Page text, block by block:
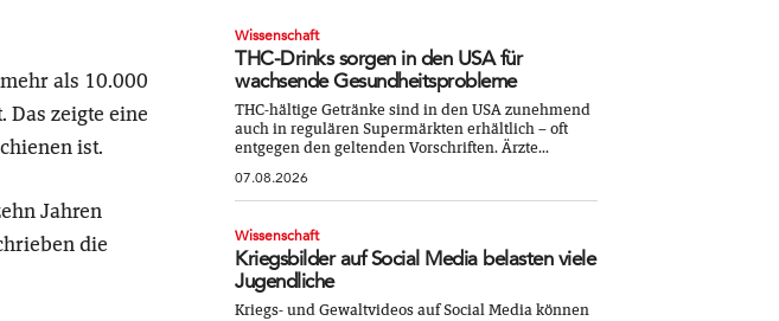
als 10.000
Das zeigte eine
ist.
Jahren
die
Wissenschaft
THC-Drinks sorgen in den USA für
wachsende Gesundheitsprobleme
THC-hältige Getränke sind in den USA zunehmend
auch in regulären Supermärkten erhältlich – oft
entgegen den geltenden Vorschriften. Ärzte...
07.08.2026
Wissenschaft
Kriegsbilder auf Social Media belasten viele
Jugendliche
Kriegs- und Gewaltvideos auf Social Media können